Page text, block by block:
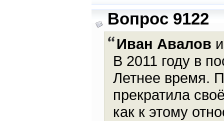
Вопрос 9122
Иван Авалов
В 2011 году в
Летнее время.
прекратила
как к этому